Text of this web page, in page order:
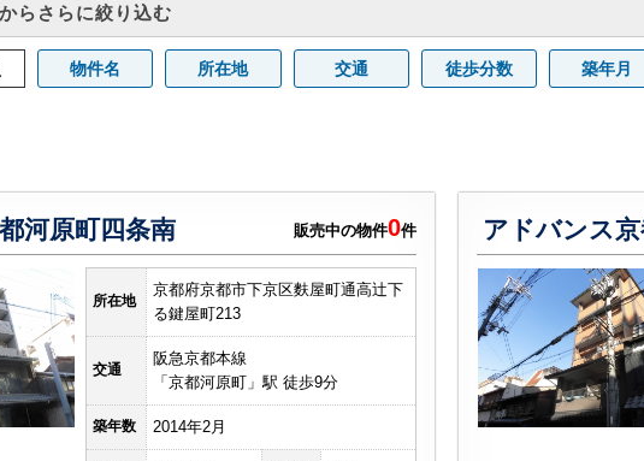
らさらに絞り込む
物件名 所在地 交通 徒歩分数 築年月
河原町四条南 販売中の物件0件
所在地
京都府京都市下京区麩屋町通高辻下
る鍵屋町213
交通
阪急京都本線
「京都河原町」駅 徒歩9分
築年数 2014年2月
アドバンス